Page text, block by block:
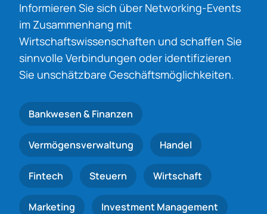
Informieren Sie sich über Networking-Events
im Zusammenhang mit
Wirtschaftswissenschaften und schaffen Sie
sinnvolle Verbindungen oder identifizieren
Sie unschätzbare Geschäftsmöglichkeiten.
Bankwesen & Finanzen
Vermögensverwaltung Handel
Fintech Steuern Wirtschaft
Marketing Investment Management